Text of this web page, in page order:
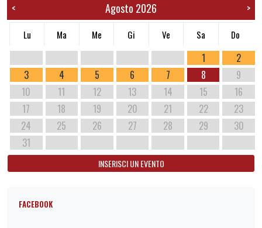
< Agosto 2026 >
Lu Ma Me Gi Ve Sa Do
1
2
3
4 5 6 7 8
9
10
11 12 13 14 15
16
17
18 19 20 21 22
23
24
25 26 27 28 29
30
31
INSERISCI UN EVENTO
FACEBOOK